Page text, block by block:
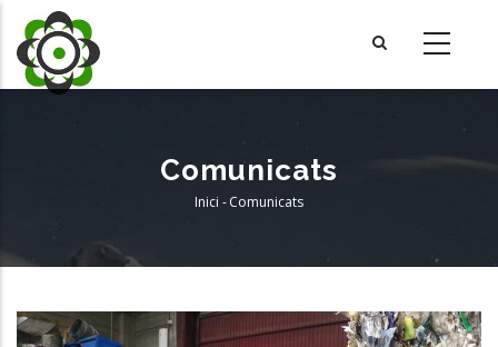
contingut
Comunicats
d'Ariadna
Inici -Comunicats